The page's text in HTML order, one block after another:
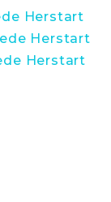
Herstart
Herstart
Herstart